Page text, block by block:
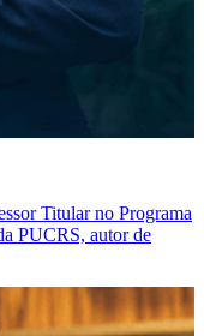
Titular no Programa
PUCRS, autor de